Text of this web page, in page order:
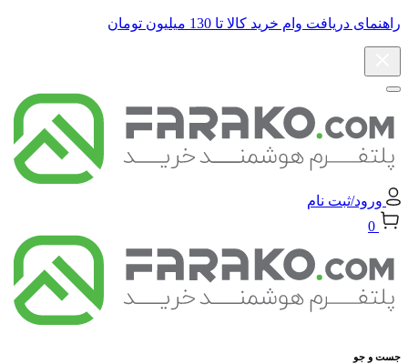
راهنمای دریافت وام خرید کالا تا 130 میلیون تومان
ورود/ثبت نام
0
جست و جو